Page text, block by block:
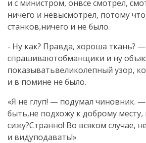
и с министром, онвсе смотрел,
ничего и невысмотрел, потому
станков,ничего и не было.
- Ну как? Правда, хороша ткань? —
спрашиваютобманщики и ну
показыватьвеликолепный узор,
и в помине не было.
«Я не глуп! — подумал чиновник. —
быть,не подхожу к доброму
сижу?Странно! Во всяком случае,
и видуподавать!»